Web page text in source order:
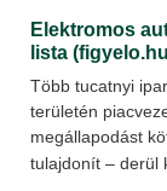
Elektromos
lista
Több tucatnyi
területén
megállapodást
tulajdonít – derül